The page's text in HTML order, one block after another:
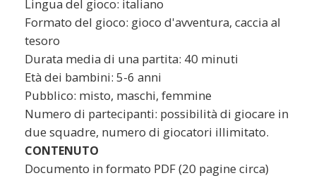
Lingua del gioco: italiano
Formato del gioco: gioco d'avventura, caccia al
tesoro
Durata media di una partita: 40 minuti
Età dei bambini: 5-6 anni
Pubblico: misto, maschi, femmine
Numero di partecipanti: possibilità di giocare in
due squadre, numero di giocatori illimitato.
CONTENUTO
Documento in formato PDF (20 pagine circa)